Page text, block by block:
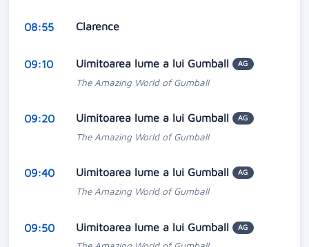
08:55 Clarence
09:10 Uimitoarea lume a lui Gumball AG
The Amazing World of Gumball
09:20 Uimitoarea lume a lui Gumball AG
The Amazing World of Gumball
09:40 Uimitoarea lume a lui Gumball AG
The Amazing World of Gumball
09:50 Uimitoarea lume a lui Gumball AG